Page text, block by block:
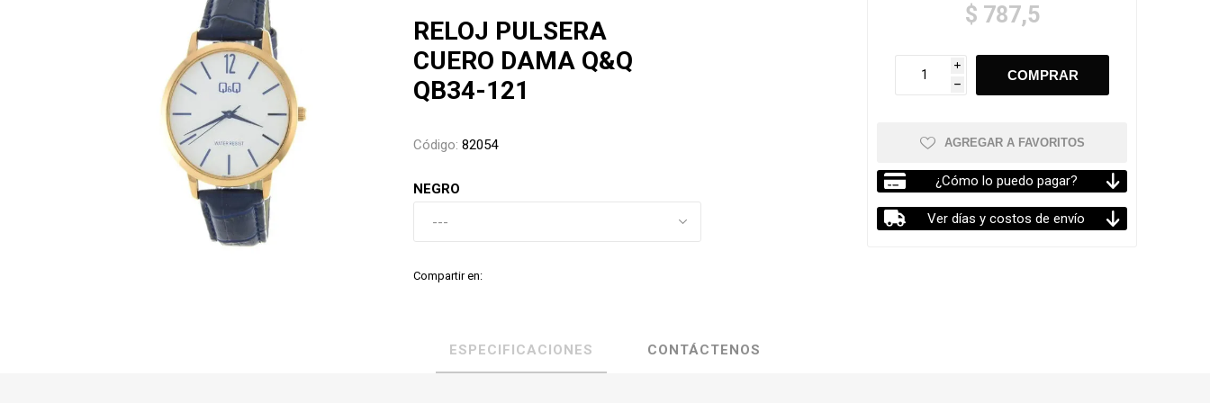
RELOJ PULSERA
CUERO DAMA Q&Q
QB34-121
Código: 82054
NEGRO
Compartir en:
$ 787,5
i
h
AGREGAR A FAVORITOS
¿Cómo lo puedo pagar?
Ver días y costos de envío
ESPECIFICACIONES CONTÁCTENOS